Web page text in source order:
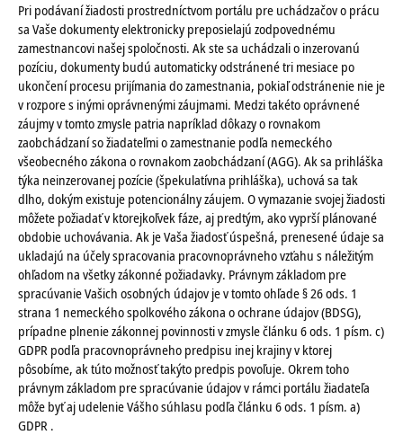
Pri podávaní žiadosti prostredníctvom portálu pre uchádzačov o prácu
sa Vaše dokumenty elektronicky preposielajú zodpovednému
zamestnancovi našej spoločnosti. Ak ste sa uchádzali o inzerovanú
pozíciu, dokumenty budú automaticky odstránené tri mesiace po
ukončení procesu prijímania do zamestnania, pokiaľ odstránenie nie je
v rozpore s inými oprávnenými záujmami. Medzi takéto oprávnené
záujmy v tomto zmysle patria napríklad dôkazy o rovnakom
zaobchádzaní so žiadateľmi o zamestnanie podľa nemeckého
všeobecného zákona o rovnakom zaobchádzaní (AGG). Ak sa prihláška
týka neinzerovanej pozície (špekulatívna prihláška), uchová sa tak
dlho, dokým existuje potencionálny záujem. O vymazanie svojej žiadosti
môžete požiadať v ktorejkoľvek fáze, aj predtým, ako vyprší plánované
obdobie uchovávania. Ak je Vaša žiadosť úspešná, prenesené údaje sa
ukladajú na účely spracovania pracovnoprávneho vzťahu s náležitým
ohľadom na všetky zákonné požiadavky. Právnym základom pre
spracúvanie Vašich osobných údajov je v tomto ohľade § 26 ods. 1
strana 1 nemeckého spolkového zákona o ochrane údajov (BDSG),
prípadne plnenie zákonnej povinnosti v zmysle článku 6 ods. 1 písm. c)
GDPR podľa pracovnoprávneho predpisu inej krajiny v ktorej
pôsobíme, ak túto možnosť takýto predpis povoľuje. Okrem toho
právnym základom pre spracúvanie údajov v rámci portálu žiadateľa
môže byť aj udelenie Vášho súhlasu podľa článku 6 ods. 1 písm. a)
GDPR .